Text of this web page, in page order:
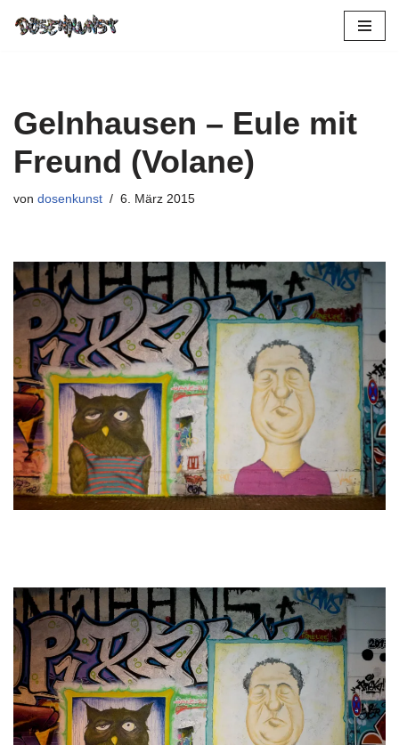
Gelnhausen – Eule mit
Freund (Volane)
von dosenkunst 6. März 2015